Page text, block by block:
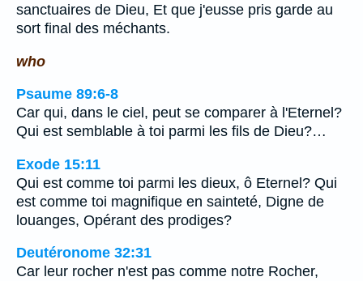
sanctuaires de Dieu, Et que j'eusse pris garde au
sort final des méchants.
who
Psaume 89:6-8
Car qui, dans le ciel, peut se comparer à l'Eternel?
Qui est semblable à toi parmi les fils de Dieu?…
Exode 15:11
Qui est comme toi parmi les dieux, ô Eternel? Qui
est comme toi magnifique en sainteté, Digne de
louanges, Opérant des prodiges?
Deutéronome 32:31
Car leur rocher n'est pas comme notre Rocher,